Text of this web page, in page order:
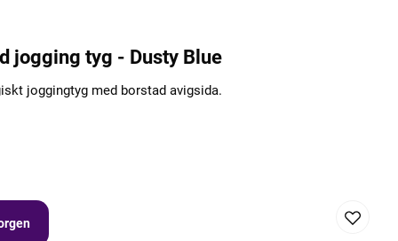
jogging tyg - Dusty Blue
joggingtyg med borstad avigsida.